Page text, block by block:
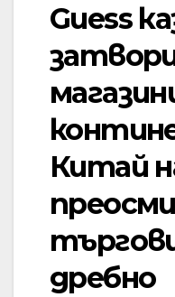
Guess
Китай
дребно